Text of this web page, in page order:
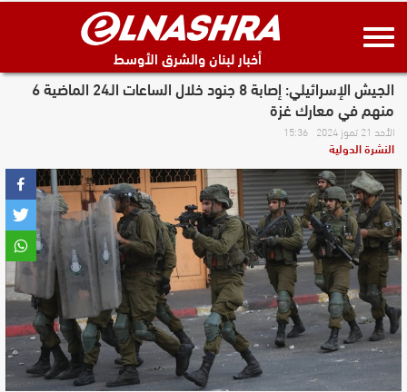
أخبار لبنان والشرق الأوسط
الجيش الإسرائيلي: إصابة 8 جنود خلال الساعات الـ24 الماضية 6
منهم في معارك غزة
الأحد 21 تموز 2024 15:36
النشرة الدولية